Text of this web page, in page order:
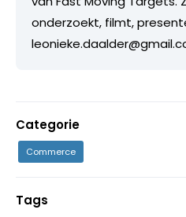
onderzoekt, filmt,
Categorie
Commerce
Tags